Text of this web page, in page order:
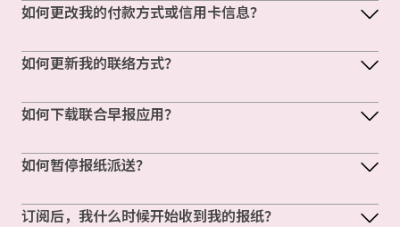
如何更改我的付款方式或信用卡信息？
如何更新我的联络方式？
如何下载联合早报应用？
如何暂停报纸派送？
订阅后，我什么时候开始收到我的报纸？